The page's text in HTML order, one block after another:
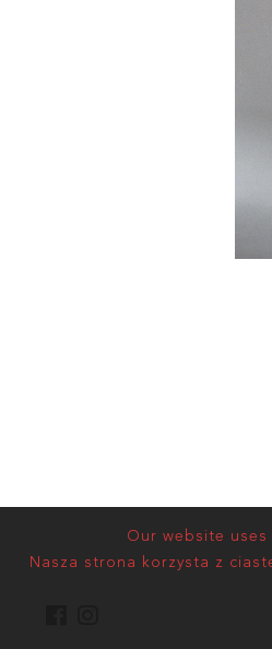
Our website
Nasza strona korzysta z